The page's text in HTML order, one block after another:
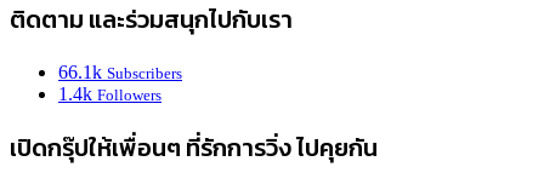
ติดตาม และร่วมสนุกไปกับเรา
66.1k Subscribers
1.4k Followers
เปิดกรุ๊ปให้เพื่อนๆ ที่รักการวิ่ง ไปคุยกัน